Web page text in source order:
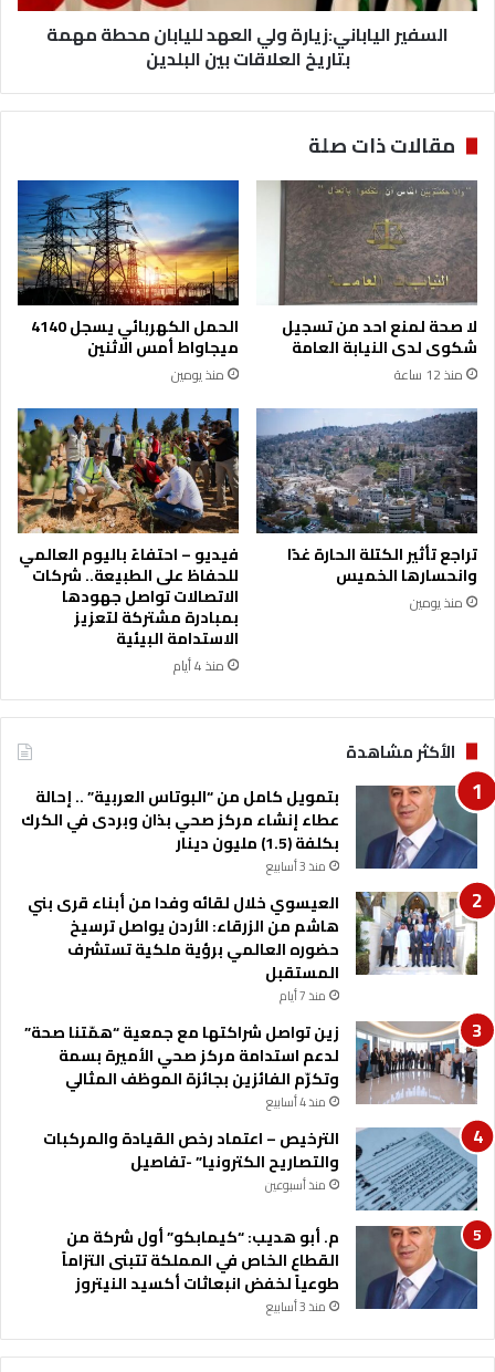
مي
ن
:
ا
ر
ة
و
ل
ي
ا
ل
ع
ه
د
ل
ل
ي
ا
ب
ا
ن
ة
ه
م
ة
ب
ت
ا
ر
ي
خ
ا
ع
ل
ا
ق
ا
ت
ب
ي
ن
ا
ل
ل
د
ي
ن
السفير الياباني:زيارة ولي العهد لليابان محطة مهمة
بتاريخ العلاقات بين البلدين
مقالات ذات صلة
لا صحة لمنع احد من تسجيل
شكوى لدى النيابة العامة
منذ 12 ساعة
الحمل الكهربائي يسجل 4140
ميجاواط أمس الاثنين
منذ يومين
تراجع تأثير الكتلة الحارة غدًا
وانحسارها الخميس
منذ يومين
فيديو – احتفاءً باليوم العالمي
للحفاظ على الطبيعة.. شركات
الاتصالات تواصل جهودها
بمبادرة مشتركة لتعزيز
الاستدامة البيئية
منذ 4 أيام
الأكثر مشاهدة
بتمويل كامل من “البوتاس العربية” .. إحالة
عطاء إنشاء مركز صحي بذان وبردى في الكرك
بكلفة (1.5) مليون دينار
منذ 3 أسابيع
العيسوي خلال لقائه وفدا من أبناء قرى بني
هاشم من الزرقاء: الأردن يواصل ترسيخ
حضوره العالمي برؤية ملكية تستشرف
المستقبل
منذ 7 أيام
زين تواصل شراكتها مع جمعية “همّتنا صحة”
لدعم استدامة مركز صحي الأميرة بسمة
وتكرّم الفائزين بجائزة الموظف المثالي
منذ 4 أسابيع
الترخيص – اعتماد رخص القيادة والمركبات
والتصاريح الكترونيا” -تفاصيل
منذ أسبوعين
م. أبو هديب: “كيمابكو” أول شركة من
القطاع الخاص في المملكة تتبنى التزاماً
طوعياً لخفض انبعاثات أكسيد النيتروز
منذ 3 أسابيع